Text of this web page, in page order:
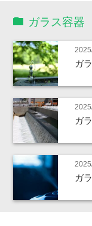
ガラス容器
ガ
ガ
ガ